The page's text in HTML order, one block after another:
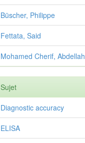
Büscher, Philippe
Fettata, Said
Mohamed Cherif, Abdellah
Sujet
Diagnostic accuracy
ELISA